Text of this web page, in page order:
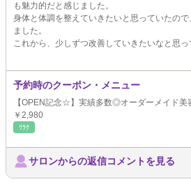
も魅力的だと感じました。
身体と体調を整えていきたいと思っていたの
ました。
これから、少しずつ改善していきたいなと思っ
予約時のクーポン・メニュー
【OPEN記念☆】実績多数◎オーダーメイ
￥2,980
ﾘﾗｸ
サロンからの返信コメントを見る